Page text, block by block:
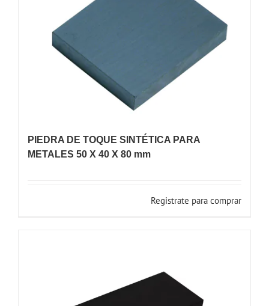
PIEDRA DE TOQUE SINTÉTICA PARA
METALES 50 X 40 X 80 mm
Registrate para comprar